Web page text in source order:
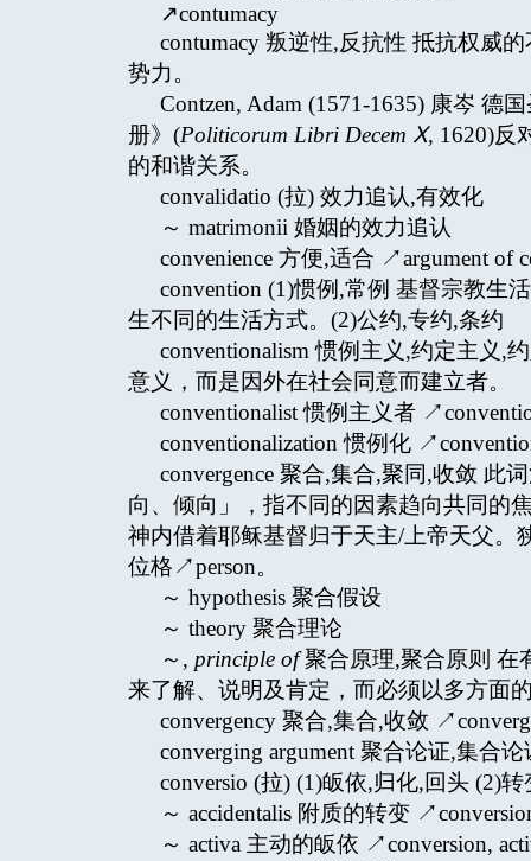
↗contumacy
contumacy 叛逆性,反抗性 抵抗权威
势力。
Contzen, Adam (1571-1635) 康岑 德
册》(Politicorum Libri Decem Ⅹ, 1620)反
的和谐关系。
convalidatio (拉) 效力追认,有效化
～ matrimonii 婚姻的效力追认
convenience 方便,适合 ↗argument of
convention (1)惯例,常例 基督宗教生
生不同的生活方式。(2)公约,专约,条约
conventionalism 惯例主义,约定主义,
意义，而是因外在社会同意而建立者。
conventionalist 惯例主义者
conventionalization 惯例化
convergence 聚合,集合,聚同,收敛 此
向、倾向」，指不同的因素趋向共同的
神内借着耶稣基督归于天主/上帝天父。
位格↗person。
～ hypothesis 聚合假设
～ theory 聚合理论
～, principle of聚合原理,聚合原则 在
来了解、说明及肯定，而必须以多方面
convergency 聚合,集合,收敛
converging argument 聚合论证,集合
conversio (拉) (1)皈依,归化,回头 (2)
～ accidentalis 附质的转变
～ activa 主动的皈依 ↗conversion,